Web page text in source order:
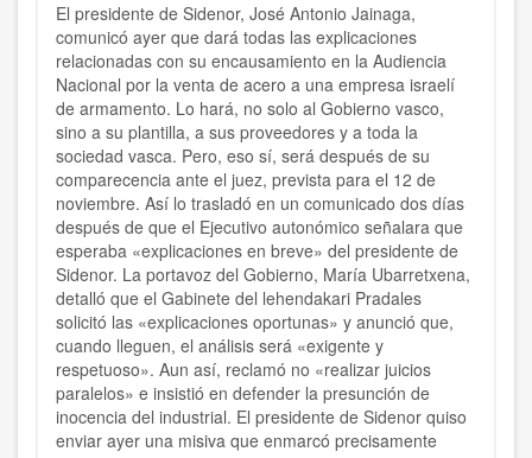
El presidente de Sidenor, José Antonio Jainaga,
comunicó ayer que dará todas las explicaciones
relacionadas con su encausamiento en la Audiencia
Nacional por la venta de acero a una empresa israelí
de armamento. Lo hará, no solo al Gobierno vasco,
sino a su plantilla, a sus proveedores y a toda la
sociedad vasca. Pero, eso sí, será después de su
comparecencia ante el juez, prevista para el 12 de
noviembre. Así lo trasladó en un comunicado dos días
después de que el Ejecutivo autonómico señalara que
esperaba «explicaciones en breve» del presidente de
Sidenor. La portavoz del Gobierno, María Ubarretxena,
detalló que el Gabinete del lehendakari Pradales
solicitó las «explicaciones oportunas» y anunció que,
cuando lleguen, el análisis será «exigente y
respetuoso». Aun así, reclamó no «realizar juicios
paralelos» e insistió en defender la presunción de
inocencia del industrial. El presidente de Sidenor quiso
enviar ayer una misiva que enmarcó precisamente